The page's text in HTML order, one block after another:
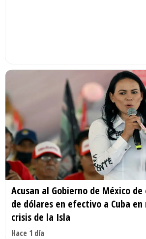
Acusan al Gobierno de México
de dólares en efectivo a Cuba
crisis de la Isla
Hace 1 día